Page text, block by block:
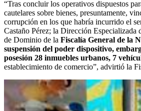
“Tras concluir los operativos dispuestos
cautelares sobre bienes, presuntamente,
corrupción en los que habría incurrido el
Castaño Pérez; la Dirección
de Dominio de la Fiscalía General de la
suspensión del poder dispositivo,
posesión 28 inmuebles urbanos, 7
establecimiento de comercio”, advirtió la